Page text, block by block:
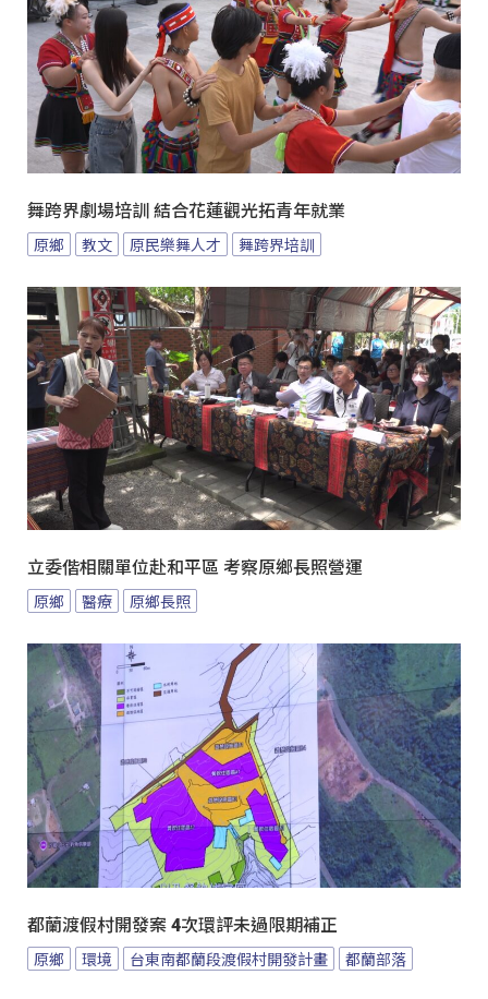
舞跨界劇場培訓 結合花蓮觀光拓青年就業
原鄉 教文 原民樂舞人才 舞跨界培訓
立委偕相關單位赴和平區 考察原鄉長照營運
原鄉 醫療 原鄉長照
都蘭渡假村開發案 4次環評未過限期補正
原鄉 環境 台東南都蘭段渡假村開發計畫 都蘭部落